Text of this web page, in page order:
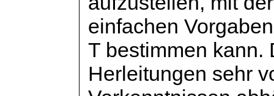
einfachen
T bestimmen kann.
Herleitungen sehr